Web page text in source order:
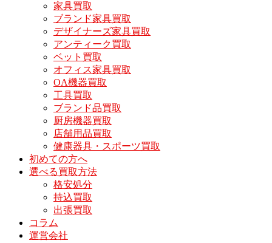
家具買取
ブランド家具買取
デザイナーズ家具買取
アンティーク買取
ベット買取
オフィス家具買取
OA機器買取
工具買取
ブランド品買取
厨房機器買取
店舗用品買取
健康器具・スポーツ買取
初めての方へ
選べる買取方法
格安処分
持込買取
出張買取
コラム
運営会社